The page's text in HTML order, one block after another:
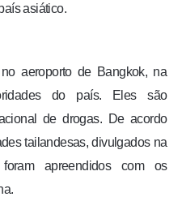
asiático.
aeroporto de Bangkok, na
do país. Eles são
de drogas. De acordo
tailandesas, divulgados na
apreendidos com os